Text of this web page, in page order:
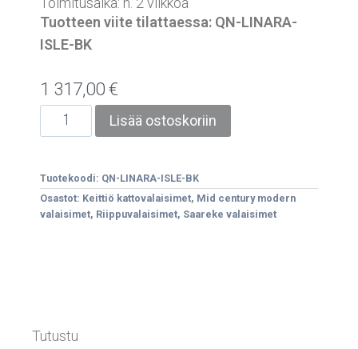
Tuotteen viite tilattaessa: QN-LINARA-
ISLE-BK
1 317,00€
Lisää ostoskoriin
Tuotekoodi: QN-LINARA-ISLE-BK
Osastot: Keittiö kattovalaisimet, Mid century modern
valaisimet, Riippuvalaisimet, Saareke valaisimet
Tutustu